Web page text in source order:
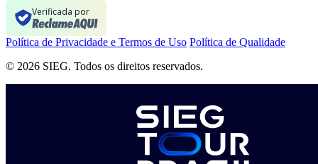
Verificada por
Política de Privacidade e Termos de Uso Política de Qualidade
© 2026 SIEG. Todos os direitos reservados.